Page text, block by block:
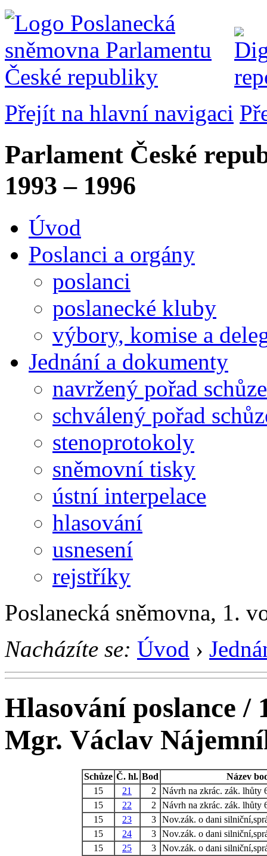
Přejít na hlavní navigaci
Parlament České
1993 – 1996
Úvod
Poslanci a orgány
poslanci
poslanecké kluby
výbory, komise a
Jednání a dokumenty
navržený pořad schůze
schválený pořad
stenoprotokoly
sněmovní tisky
ústní interpelace
hlasování
usnesení
rejstříky
Poslanecká sněmovna, 1.
Nacházíte se: Úvod ›
Hlasování poslance /
Mgr. Václav
Schůze Č. hl. Bod
Název
15
21 2
Návrh na zkrác. zák. lhůty
15
22 2
Návrh na zkrác. zák. lhůty
15
23 3 Nov.zák. o dani
15
24 3 Nov.zák. o dani
15
25 3 Nov.zák. o dani